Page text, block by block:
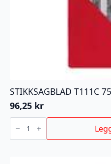
STIKKSAGBLAD T111C
96,25 kr
STIKKSAGBLAD
T111C
75/3MM
5P